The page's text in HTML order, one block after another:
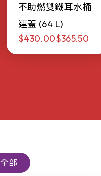
不助燃雙鐵耳水桶
連蓋 (64 L)
$430.00$365.50
全部